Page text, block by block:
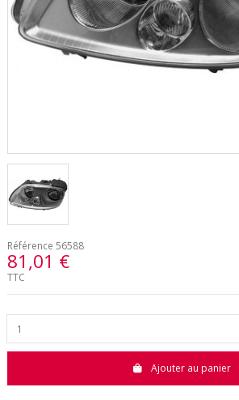
Référence 56588
81,01 €
TTC
Ajouter au panier